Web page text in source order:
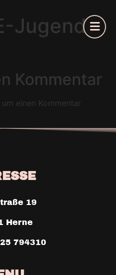
Jugend
Kommentar
um einen Kommentar
19
Herne
794310